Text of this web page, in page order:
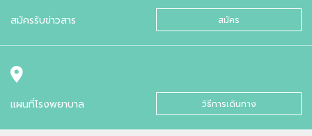
สมัครรับข่าวสาร สมัคร
แผนที่โรงพยาบาล วิธีการเดินทาง